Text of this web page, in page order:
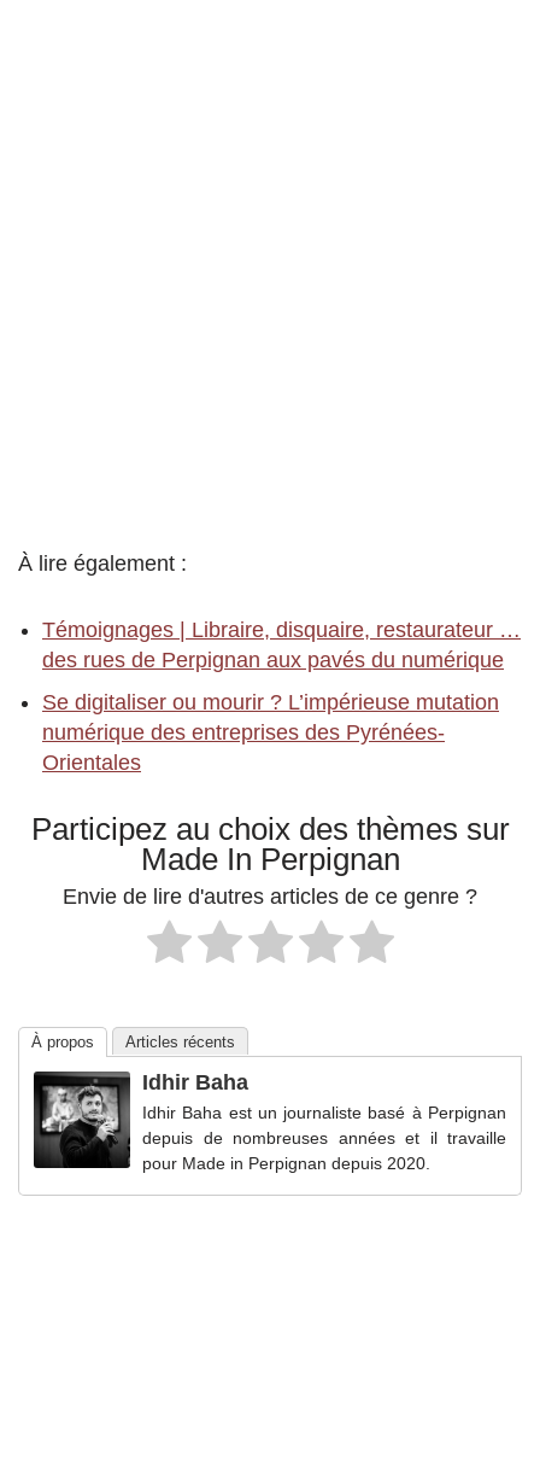
Témoignages | Libraire, disquaire, restaurateur …
Se digitaliser ou mourir ? L’impérieuse mutation
numérique des entreprises des Pyrénées-
Orientales
Participez au choix des thèmes sur
Envie de lire d'autres articles de ce genre ?
Idhir Baha est un journaliste basé à Perpignan
pour Made in Perpignan depuis 2020.